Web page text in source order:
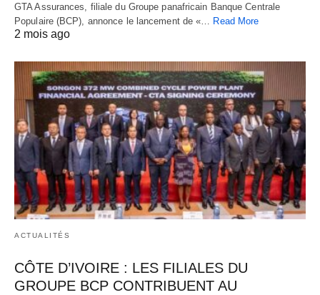
GTA Assurances, filiale du Groupe panafricain Banque Centrale
Populaire (BCP), annonce le lancement de «… Read More
2 mois ago
ACTUALITÉS
CÔTE D’IVOIRE : LES FILIALES DU
GROUPE BCP CONTRIBUENT AU